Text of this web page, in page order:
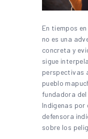
En tiempos
no es una
concreta y
sigue
perspectivas
pueblo
fundadora del
Indígenas por
defensora
sobre los